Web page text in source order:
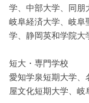
学、中部大学、同朋
岐阜経済大学、岐阜
学、静岡英和学院大
短大・専門学校
愛知学泉短期大学、
屋文化短期大学、岐